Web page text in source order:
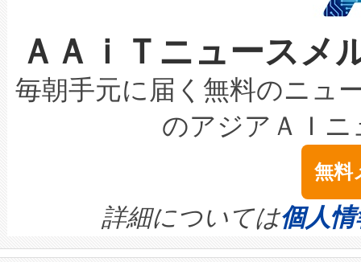
取得できる可能性もあります
設には、3億～4億ドルかか
最高経営責任者（CEO）であ
す。「当社のfully-connected
ームを利用すれば、6,000万
きます。この効率性は、フェ
限を超えて利用可能な電力容
持できるよう貢献します。こ
ービスレベル契約（SLA）違
テリー性能の劣化によるダウ
念は、現在データセンターが
ます。 Voltaiq provides a
quality and reliability for AI
BESS stack to ensure battery
なレーザースポットにより、
な環境下でも豊かなディテー
キロメートル範囲を検出
LiDAR for Inspections,
は1535 nmレーザーを搭載。
イズの小径化を実現すること
す。ノーマルモードでは、
ートル先まで検出でき、これ
ＡＡｉＴニュース
毎朝手元に届く無料のニュ
のアジアＡＩ
無料
詳細については個人